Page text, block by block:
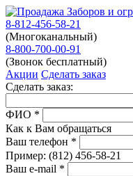
8-812-456-58-21
(Многоканальный)
8-800-700-00-91
(Звонок бесплатный)
Акции Сделать заказ
Сделать заказ:
ФИО *
Как к Вам обращаться
Ваш телефон *
Пример: (812) 456-58-21
Ваш e-mail *